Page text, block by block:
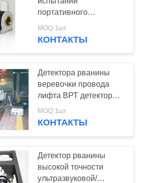
портативного
ультразвукового
детектора рванины
MOQ:1шт
КОНТАКТЫ
Детектора рванины
веревочки провода
лифта ВРТ детектор
рванины
ультразвукового
MOQ:1шт
КОНТАКТЫ
Детектор рванины
высокой точности
ультразвуковой/